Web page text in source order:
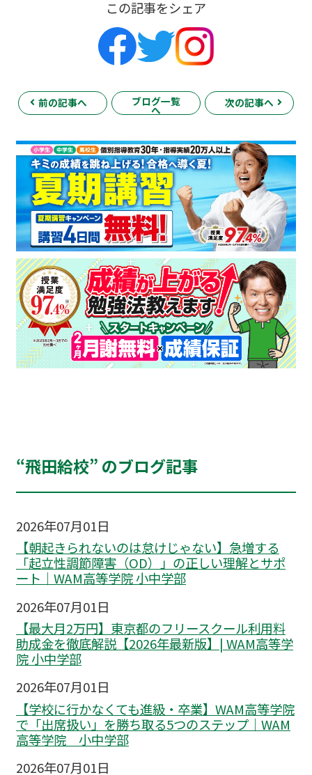
この記事をシェア
前の記事へ ブログ一覧
へ
次の記事へ
“飛田給校” のブログ記事
2026年07月01日
【朝起きられないのは怠けじゃない】急増する
「起立性調節障害（OD）」の正しい理解とサポ
ート｜WAM高等学院 小中学部
2026年07月01日
【最大月2万円】東京都のフリースクール利用料
助成金を徹底解説【2026年最新版】| WAM高等学
院 小中学部
2026年07月01日
【学校に行かなくても進級・卒業】WAM高等学院
で「出席扱い」を勝ち取る5つのステップ｜WAM
高等学院 小中学部
2026年07月01日